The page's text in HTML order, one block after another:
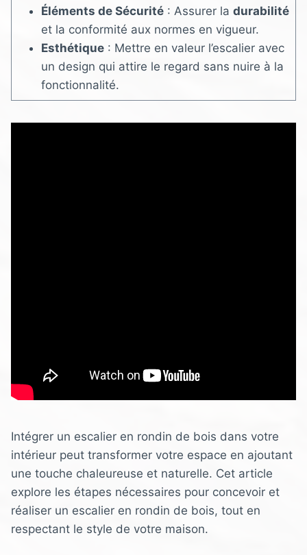
Éléments de Sécurité: Assurer la durabilité
et la conformité aux normes en vigueur.
Esthétique: Mettre en valeur l’escalier avec
un design qui attire le regard sans nuire à la
fonctionnalité.
Intégrer un escalier en rondin de bois dans votre
intérieur peut transformer votre espace en ajoutant
une touche chaleureuse et naturelle. Cet article
explore les étapes nécessaires pour concevoir et
réaliser un escalier en rondin de bois, tout en
respectant le style de votre maison.